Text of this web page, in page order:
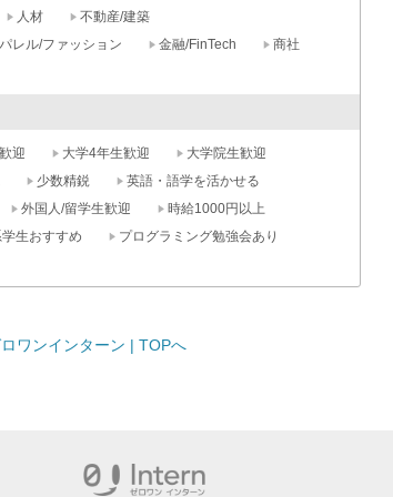
人材
不動産/建築
レル/ファッション 金融/FinTech
商社
迎 大学4年生歓迎
大学院生歓迎
少数精鋭
英語・語学を活かせる
外国人/留学生歓迎
時給1000円以上
生おすすめ
プログラミング勉強会あり
ワンインターン | TOPへ